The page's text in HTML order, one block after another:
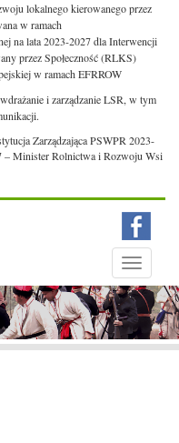
lokalnego kierowanego przez
w ramach
na lata 2023-2027 dla Interwencji
przez Społeczność (RLKS)
w ramach EFRROW
i zarządzanie LSR, w tym
Zarządzająca PSWPR 2023-
– Minister Rolnictwa i Rozwoju Wsi
Toggle